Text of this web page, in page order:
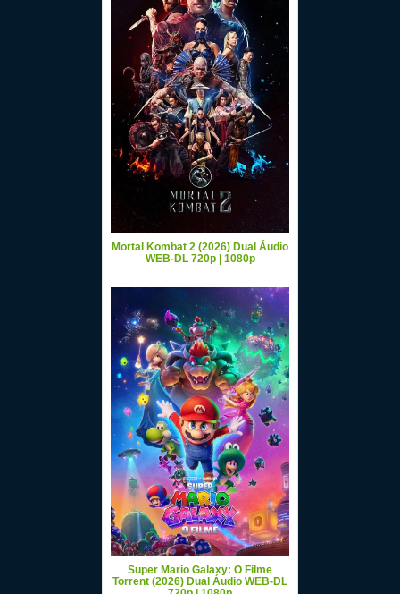
Mortal Kombat 2 (2026) Dual Áudio
WEB-DL 720p | 1080p
Super Mario Galaxy: O Filme
Torrent (2026) Dual Áudio WEB-DL